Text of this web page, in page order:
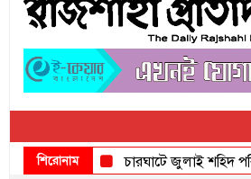
জুলাই স্মৃতি জাদুঘরের দুয়ার
প্রধানমন্ত্রী
শাহরুখের নতুন সিনেমার লুক
কোয়ার্টার ফাইনালে নেইমারের
ডেনিস লিয়ামিন রাশিয়ার ড্রোন
জুলাই শহিদদের আত্মত্যাগ
শিরোনাম চারঘাটে জুলাই শহিদ পরিবার